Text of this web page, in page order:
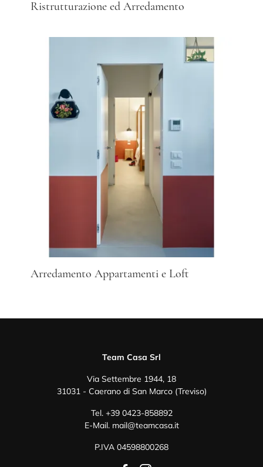
Ristrutturazione ed Arredamento
Arredamento Appartamenti e Loft
Team Casa Srl
Via Settembre 1944, 18
31031 - Caerano di San Marco (Treviso)
Tel. +39 0423-858892
E-Mail. mail@teamcasa.it
P.IVA 04598800268